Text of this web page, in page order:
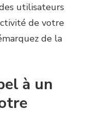
utilisateurs
de votre
de la
à un